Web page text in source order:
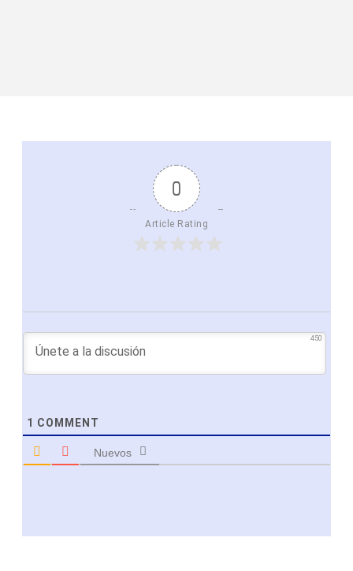
0
Article Rating
450
1 COMMENT
Nuevos